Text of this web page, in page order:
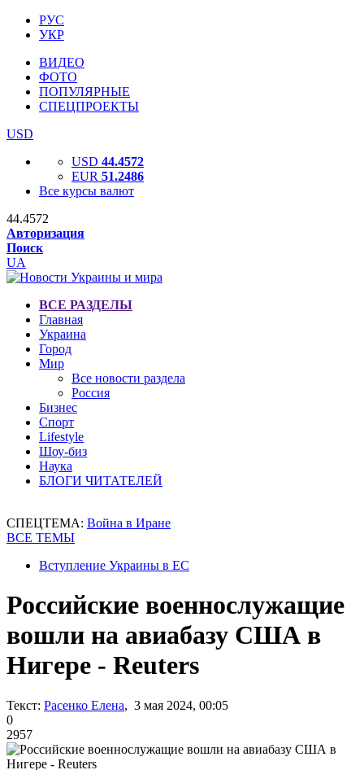
РУС
УКР
ВИДЕО
ФОТО
ПОПУЛЯРНЫЕ
СПЕЦПРОЕКТЫ
USD
USD 44.4572
EUR 51.2486
Все курсы валют
44.4572
Авторизация
Поиск
UA
ВСЕ РАЗДЕЛЫ
Главная
Украина
Город
Мир
Все новости раздела
Россия
Бизнес
Спорт
Lifestyle
Шоу-биз
Наука
БЛОГИ ЧИТАТЕЛЕЙ
СПЕЦТЕМА: Война в Иране
ВСЕ ТЕМЫ
Вступление Украины в ЕС
Российские военнослужащие
вошли на авиабазу США в
Нигере - Reuters
Текст: Расенко Елена, 3 мая 2024, 00:05
0
2957